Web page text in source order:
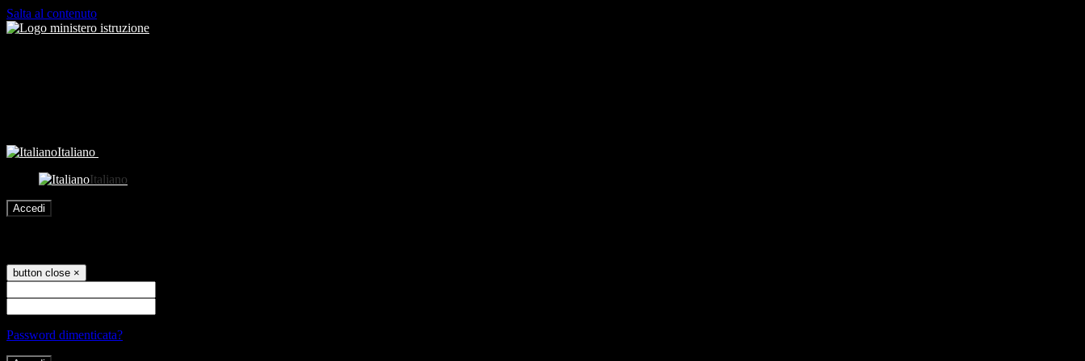
Salta al contenuto
Italiano
Italiano
Accedi
button close ×
Password dimenticata?